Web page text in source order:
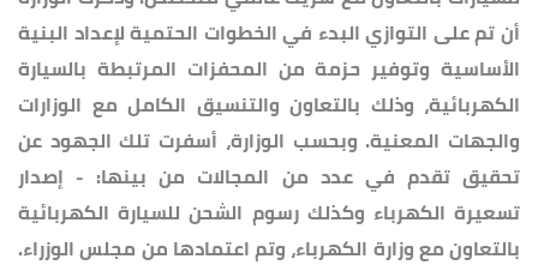
أن تم على التوازي البدء في الخطوات الحتمية لإعداد البنية
الأساسية وتوفير حزمة من المحفزات المرتبطة بالسيارة
الكهربائية، وذلك بالتعاون والتنسيق الكامل مع الوزارات
والجهات المعنية. وبحسب الوزارة، أسفرت تلك الجهود عن
تحقيق تقدم في عدد من المجالات من بينها: - إصدار
تسعيرة الكهرباء وكذلك رسوم الشحن للسيارة الكهربائية
بالتعاون مع وزارة الكهرباء، وتم اعتمادها من مجلس الوزراء.